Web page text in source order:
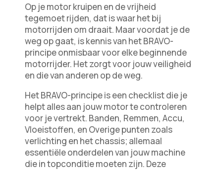
Op je motor kruipen en de vrijheid
tegemoet rijden, dat is waar het bij
motorrijden om draait. Maar voordat je de
weg op gaat, is kennis van het BRAVO-
principe onmisbaar voor elke beginnende
motorrijder. Het zorgt voor jouw veiligheid
en die van anderen op de weg.
Het BRAVO-principe is een checklist die je
helpt alles aan jouw motor te controleren
voor je vertrekt. Banden, Remmen, Accu,
Vloeistoffen, en Overige punten zoals
verlichting en het chassis; allemaal
essentiële onderdelen van jouw machine
die in topconditie moeten zijn. Deze